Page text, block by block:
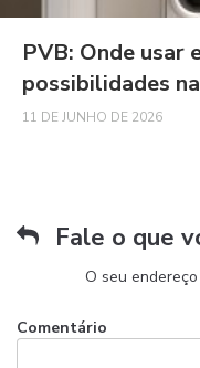
PVB: Onde usar
possibilidades
11 DE JUNHO DE 2026
Fale o que
O seu
Comentário